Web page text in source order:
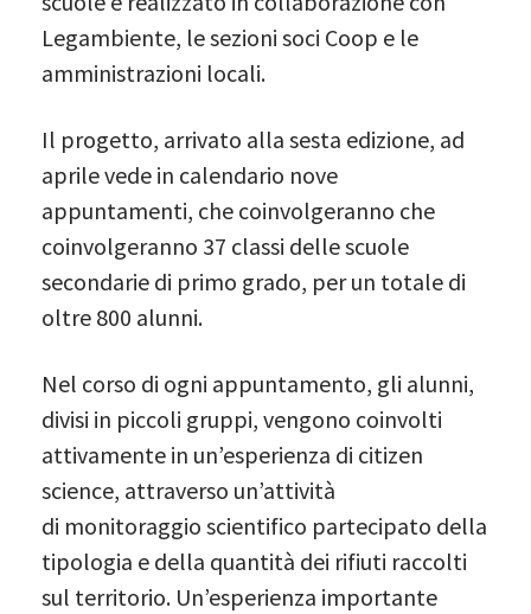
Legambiente, le sezioni soci Coop e le
amministrazioni locali.
Il progetto, arrivato alla sesta edizione, ad
aprile vede in calendario nove
appuntamenti, che coinvolgeranno che
coinvolgeranno 37 classi delle scuole
secondarie di primo grado, per un totale di
oltre 800 alunni.
Nel corso di ogni appuntamento, gli alunni,
divisi in piccoli gruppi, vengono coinvolti
attivamente in un’esperienza di citizen
science, attraverso un’attività
di monitoraggio scientifico partecipato della
tipologia e della quantità dei rifiuti raccolti
sul territorio. Un’esperienza importante